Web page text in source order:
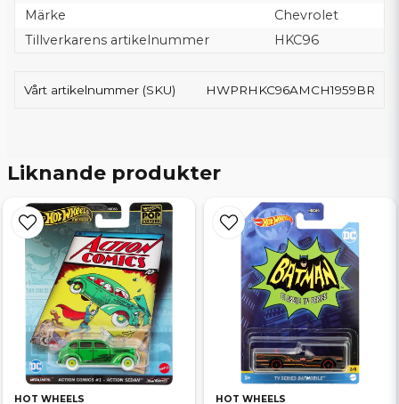
Märke
Chevrolet
Tillverkarens artikelnummer
HKC96
Vårt artikelnummer (SKU) HWPRHKC96AMCH1959BR
Liknande produkter
HOT WHEELS HOT WHEELS